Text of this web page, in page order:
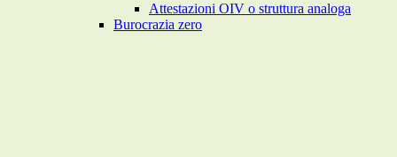
Attestazioni OIV o struttura analoga
Burocrazia zero